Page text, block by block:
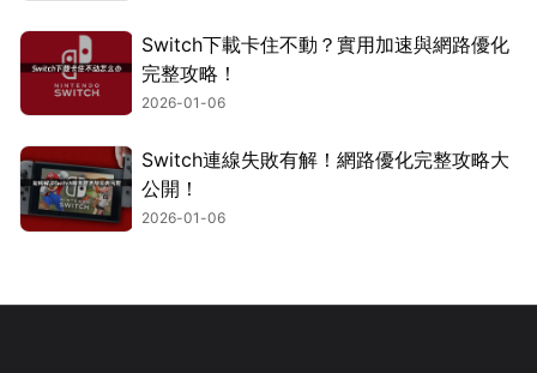
Switch下載卡住不動？實用加速與網路優化
完整攻略！
2026-01-06
Switch連線失敗有解！網路優化完整攻略大
公開！
2026-01-06